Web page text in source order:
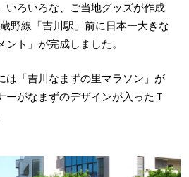
いろいろな、ご当地グッズが作成
野線「吉川駅」前に日本一大きな
ト」が完成しました。
は「吉川なまずの里マラソン」が
ーがなまずのデザインが入ったＴ